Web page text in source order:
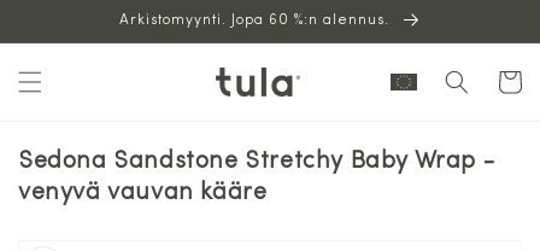
sisältöön
Arkistomyynti. Jopa 60 %:n alennus.
Sedona Sandstone Stretchy Baby Wrap -
venyvä vauvan kääre